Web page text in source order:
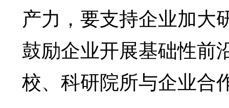
产力，要支持企业加大
鼓励企业开展基础性前
校、科研院所与企业合